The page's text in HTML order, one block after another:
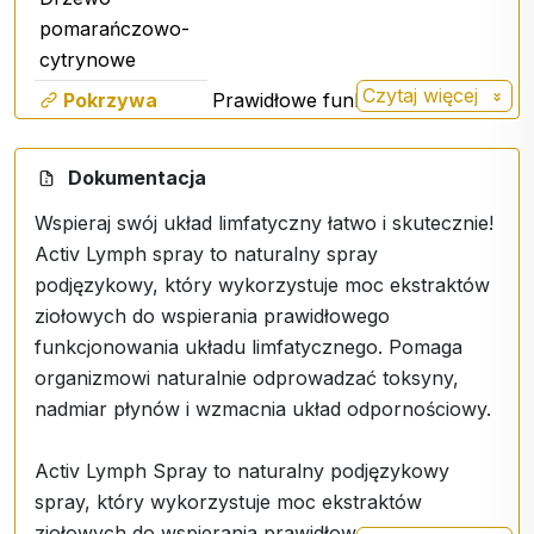
zdrowia. Dba o transfer białych krwinek,
składników odżywczych i hormonów oraz
odgrywa ważną rolę w detoksykacji organizmu.
Zafunduj sobie naturalną pielęgnację ze sprayem
Activ Lymph i poczuj się lżej i zdrowiej!
Dawkowanie: 330 zastosowań
pomarańczowo-
cytrynowe
Pokrzywa
Prawidłowe funkcjonowanie
funkcjonowanie nerek -
wydalanie, odświeżenie
organizmu, witalność +
energia.
Skrzyp
Skrzyp polny (Equisetum
arvense) to tradycyjnie
stosowane zioło z naturalną
wspomaga funkcjonowanie
układu moczowego i
Czytaj więcej
Dokumentacja
Wspieraj swój układ limfatyczny łatwo i skutecznie!
Activ Lymph spray to naturalny spray
podjęzykowy, który wykorzystuje moc ekstraktów
ziołowych do wspierania prawidłowego
funkcjonowania układu limfatycznego. Pomaga
organizmowi naturalnie odprowadzać toksyny,
nadmiar płynów i wzmacnia układ odpornościowy.
Activ Lymph Spray to naturalny podjęzykowy
spray, który wykorzystuje moc ekstraktów